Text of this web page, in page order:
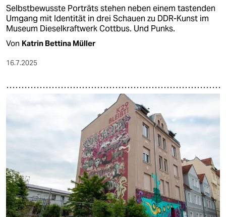
Selbstbewusste Porträts stehen neben einem tastenden
Umgang mit Identität in drei Schauen zu DDR-Kunst im
Museum Dieselkraftwerk Cottbus. Und Punks.
Von Katrin Bettina Müller
16.7.2025